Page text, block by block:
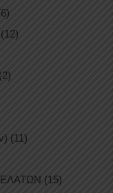
(12)
(2)
(11)
(15)